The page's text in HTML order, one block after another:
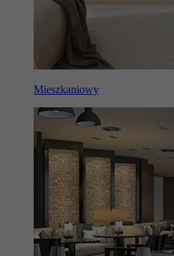
Mieszkaniowy